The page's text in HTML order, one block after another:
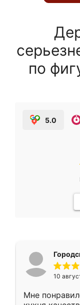
по
5.0
10
Мне